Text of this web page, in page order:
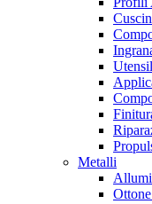
Metalli